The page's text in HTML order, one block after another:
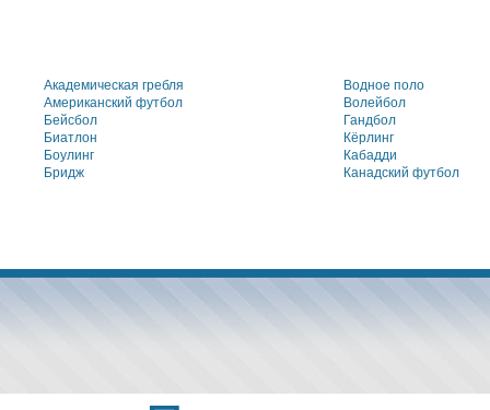
Академическая гребля
Американский футбол
Бейсбол
Биатлон
Боулинг
Бридж
Водное поло
Волейбол
Гандбол
Кёрлинг
Кабадди
Канадский футбол